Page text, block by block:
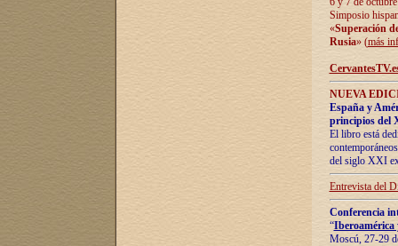
Simposio
«Superación
Rusia» (más
NUEVA
España y
principios del
El libro está
del siglo XXI
Entrevista del
Conferencia
“Iberoamérica
Moscú, 27-29